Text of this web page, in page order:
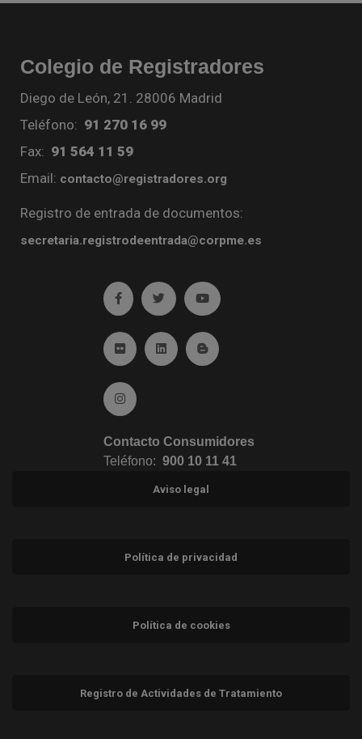
Colegio de Registradores
Diego de León, 21. 28006 Madrid
Teléfono: 91 270 16 99
Fax: 91 564 11 59
Email: contacto@registradores.org
Registro de entrada de documentos:
secretaria.registrodeentrada@corpme.es
Ir a facebook (abre en ventana nueva)
Ir a twitter (abre en ventana nueva)
Ir a YouTube (abre en
Ir a Flickr (abre en ventana nueva)
Ir a Linkedin (abre en ventana nueva)
Ir al Blog (abre en ventana
Ir a Instagram (abre en ventana nueva)
Contacto Consumidores
Teléfono: 900 10 11 41
Aviso legal
Política de privacidad
Política de cookies
Registro de Actividades de Tratamiento